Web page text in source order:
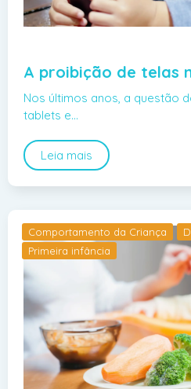
A proibição de telas
Nos últimos anos, a questão
tablets e…
Leia mais
Comportamento da Criança
Primeira infância